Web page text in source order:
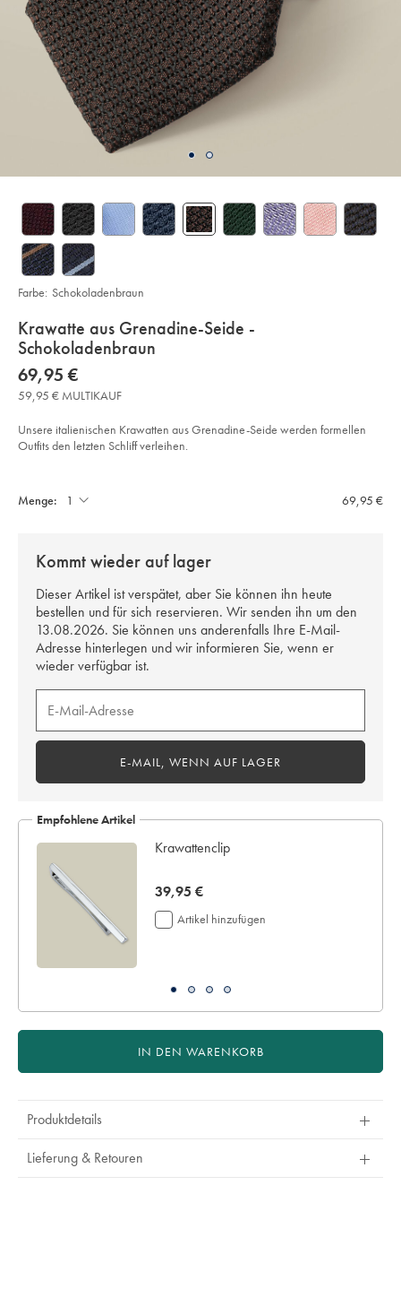
details
about
product:
Krawatte aus Grenadine-Seide -
Schokoladenbraun
Details
https://www.charlestyrwhitt.com/de/krawatte-
aus-
grenadine-
seide%C2%A0-
schokoladenbraun/TIL0640CHC.html?
sourceCode=dmdefault
now
69,95
€
69,95 €
59,95 € MULTIKAUF
Unsere italienischen Krawatten aus Grenadine-Seide werden formellen
Outfits den letzten Schliff verleihen.
Farbe: Schokoladenbraun
Actions
cart
options
Menge: 69,95 €
Kommt wieder auf lager
Dieser Artikel ist verspätet, aber Sie können ihn heute
bestellen und für sich reservieren. Wir senden ihn um den
13.08.2026. Sie können uns anderenfalls Ihre E-Mail-
Adresse hinterlegen und wir informieren Sie, wenn er
wieder verfügbar ist.
MAIL,
WENN
E-MAIL, WENN AUF LAGER
Empfohlene Artikel
Krawattenclip
now
39,95
€
39,95 €
Artikel hinzufügen
IN DEN WARENKORB
Produktdetails
Lieferung & Retouren